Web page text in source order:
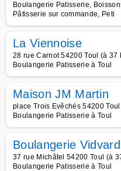
Boulangerie Patisserie,
Pâtisserie sur commande, Peti
La Viennoise
28 rue Carnot 54200 Toul (à 37
Boulangerie Patisserie à Toul
Maison JM Martin
place Trois Evêchés 54200
Boulangerie Patisserie à Toul
Boulangerie Vidvard
37 rue Michâtel 54200 Toul (à
Boulangerie Patisserie à Toul